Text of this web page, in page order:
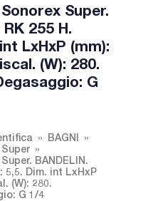
Super.
255 H.
LxHxP (mm):
(W): 280.
G
BAGNI
BANDELIN.
5,5. Dim. int LxHxP
(W): 280.
G 1/4